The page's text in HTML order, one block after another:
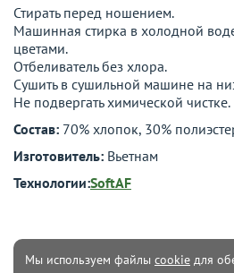
Стирать перед ношением.
Машинная стирка в холодной
цветами.
Отбеливатель без хлора.
Сушить в сушильной машине на
Не подвергать химической чистке.
Состав: 70% хлопок, 30%
Изготовитель: Вьетнам
Технологии:SoftAF
Мы используем файлы cookie для